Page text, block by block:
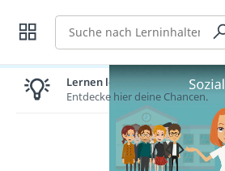
Suche
Lernen lohnt sich!
Entdecke hier deine Chancen.